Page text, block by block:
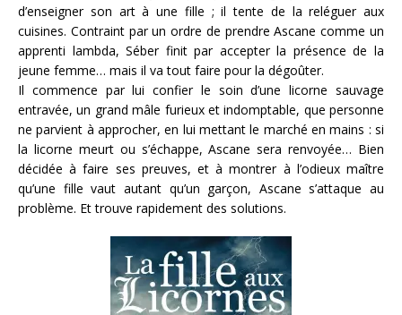
d’enseigner son art à une fille ; il tente de la reléguer aux
cuisines. Contraint par un ordre de prendre Ascane comme un
apprenti lambda, Séber finit par accepter la présence de la
jeune femme… mais il va tout faire pour la dégoûter.
Il commence par lui confier le soin d’une licorne sauvage
entravée, un grand mâle furieux et indomptable, que personne
ne parvient à approcher, en lui mettant le marché en mains : si
la licorne meurt ou s’échappe, Ascane sera renvoyée… Bien
décidée à faire ses preuves, et à montrer à l’odieux maître
qu’une fille vaut autant qu’un garçon, Ascane s’attaque au
problème. Et trouve rapidement des solutions.